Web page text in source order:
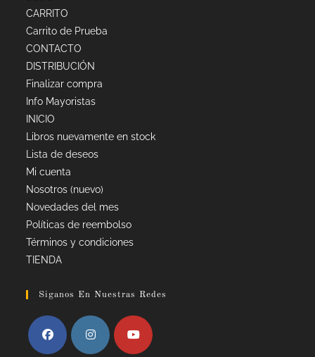
CARRITO
Carrito de Prueba
CONTACTO
DISTRIBUCIÓN
Finalizar compra
Info Mayoristas
INICIO
Libros nuevamente en stock
Lista de deseos
Mi cuenta
Nosotros (nuevo)
Novedades del mes
Políticas de reembolso
Términos y condiciones
TIENDA
Siganos En Nuestras Redes